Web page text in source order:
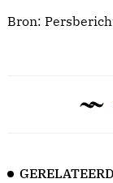
Bron: